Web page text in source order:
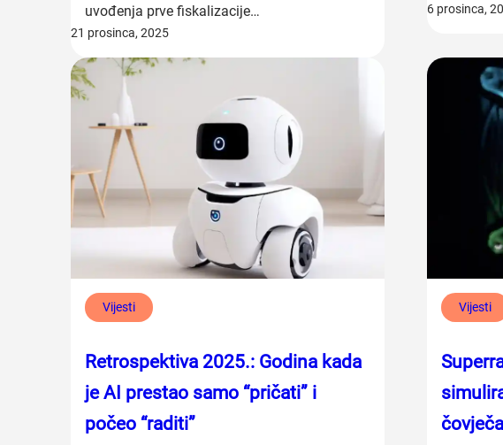
uvođenja prve fiskalizacije…
21 prosinca, 2025
6 prosinca,
Vijesti
Retrospektiva 2025.: Godina kada
je AI prestao samo “pričati” i
počeo “raditi”
Vijesti